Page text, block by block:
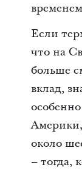
Если
что на
больше
вклад,
Америки,
около
– тогда,